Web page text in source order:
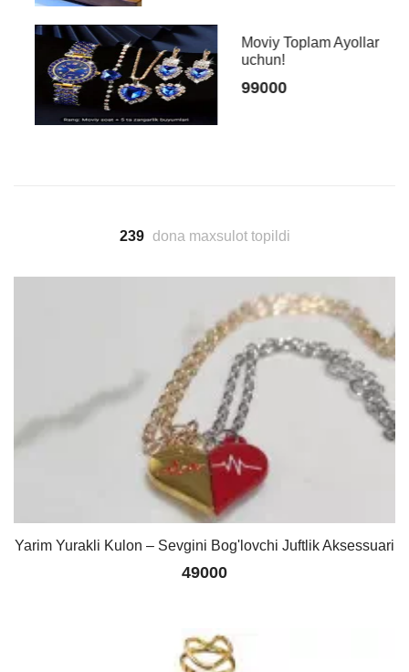
Moviy Toplam Ayollar
uchun!
99000
239 dona maxsulot topildi
Yarim Yurakli Kulon – Sevgini Bog'lovchi Juftlik Aksessuari
49000